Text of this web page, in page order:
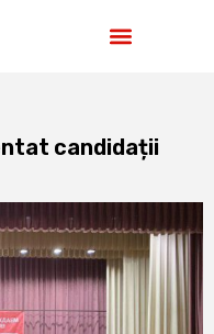
candidații